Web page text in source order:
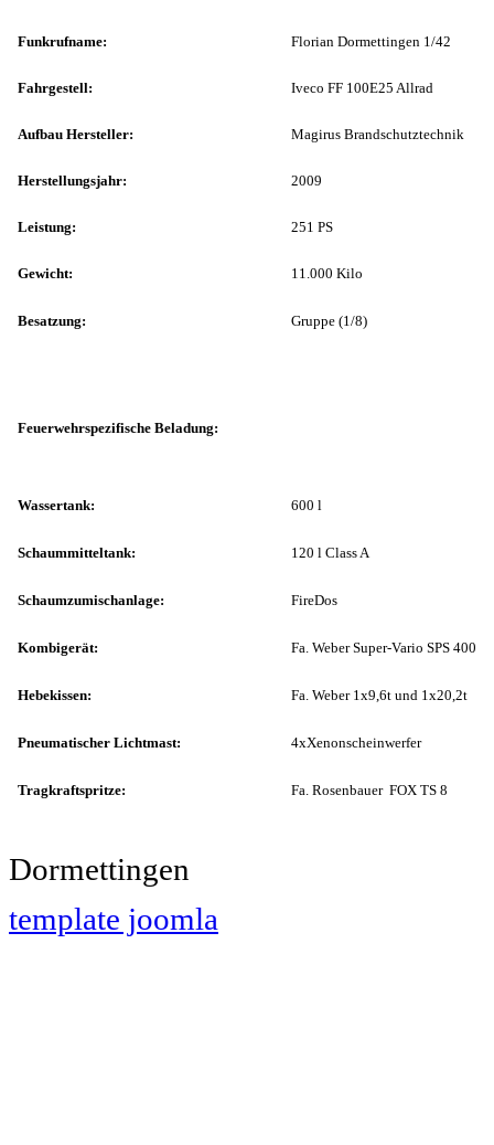
Funkrufname: Florian Dormettingen 1/42
Fahrgestell: Iveco FF 100E25 Allrad
Aufbau Hersteller: Magirus Brandschutztechnik
Herstellungsjahr: 2009
Leistung: 251 PS
Gewicht: 11.000 Kilo
Besatzung: Gruppe (1/8)
Feuerwehrspezifische Beladung:
Wassertank: 600 l
Schaummitteltank: 120 l Class A
Schaumzumischanlage: FireDos
Kombigerät: Fa. Weber Super-Vario SPS 400
Hebekissen: Fa. Weber 1x9,6t und 1x20,2t
Pneumatischer Lichtmast: 4xXenonscheinwerfer
Tragkraftspritze: Fa. Rosenbauer FOX TS 8
Dormettingen
template joomla